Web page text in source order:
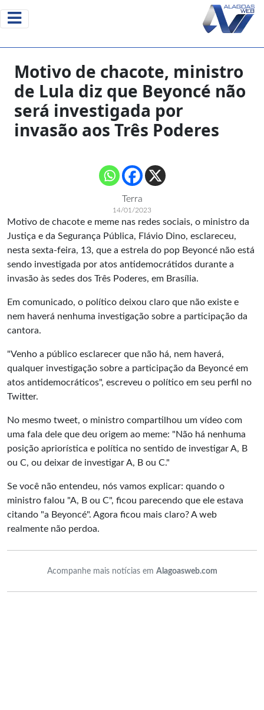
Motivo de chacote, ministro
de Lula diz que Beyoncé não
será investigada por
invasão aos Três Poderes
Terra
14/01/2023
Motivo de chacote e meme nas redes sociais, o ministro da
Justiça e da Segurança Pública, Flávio Dino, esclareceu,
nesta sexta-feira, 13, que a estrela do pop Beyoncé não está
sendo investigada por atos antidemocrátidos durante a
invasão às sedes dos Três Poderes, em Brasília.
Em comunicado, o político deixou claro que não existe e
nem haverá nenhuma investigação sobre a participação da
cantora.
"Venho a público esclarecer que não há, nem haverá,
qualquer investigação sobre a participação da Beyoncé em
atos antidemocráticos", escreveu o político em seu perfil no
Twitter.
No mesmo tweet, o ministro compartilhou um vídeo com
uma fala dele que deu origem ao meme: "Não há nenhuma
posição apriorística e política no sentido de investigar A, B
ou C, ou deixar de investigar A, B ou C."
Se você não entendeu, nós vamos explicar: quando o
ministro falou "A, B ou C", ficou parecendo que ele estava
citando "a Beyoncé". Agora ficou mais claro? A web
realmente não perdoa.
Acompanhe mais notícias em Alagoasweb.com